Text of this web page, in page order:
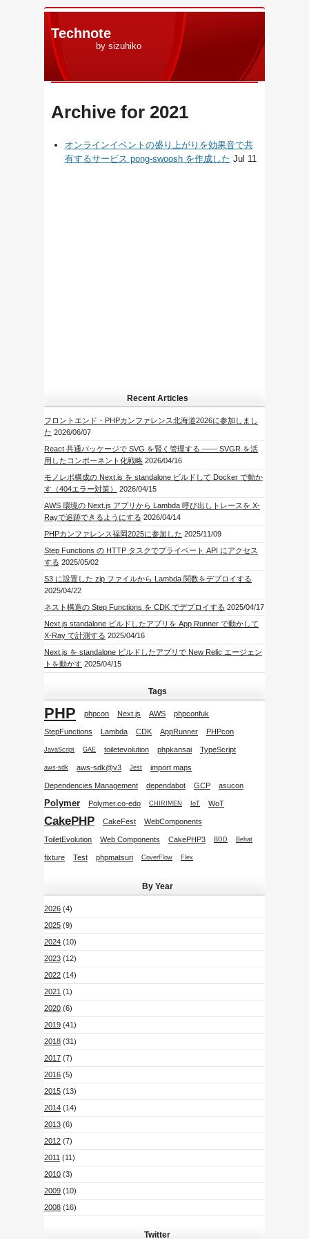
Technote
by sizuhiko
Archive for 2021
オンラインイベントの盛り上がりを効果音で共
有するサービス pong-swoosh を作成した Jul 11
Recent Articles
フロントエンド・PHPカンファレンス北海道2026に参加しまし
た 2026/06/07
React 共通パッケージで SVG を賢く管理する —— SVGR を活
用したコンポーネント化戦略 2026/04/16
モノレポ構成の Next.js を standalone ビルドして Docker で動か
す（404エラー対策）
2026/04/15
AWS 環境の Next.js アプリから Lambda 呼び出しトレースを X-
Rayで追跡できるようにする 2026/04/14
PHPカンファレンス福岡2025に参加した 2025/11/09
Step Functions の HTTP タスクでプライベート API にアクセス
する 2025/05/02
S3 に設置した zip ファイルから Lambda 関数をデプロイする
2025/04/22
ネスト構造の Step Functions を CDK でデプロイする 2025/04/17
Next.js standalone ビルドしたアプリを App Runner で動かして
X-Ray で計測する 2025/04/16
Next.js を standalone ビルドしたアプリで New Relic エージェン
トを動かす 2025/04/15
Tags
PHP phpcon Next.js AWS phpconfuk
StepFunctions Lambda CDK AppRunner PHPcon
JavaScript GAE toiletevolution phpkansai TypeScript
aws-sdk aws-sdk@v3 Jest import maps
Dependencies Management dependabot GCP asucon
Polymer Polymer.co-edo CHIRIMEN IoT WoT
CakePHP CakeFest WebComponents
ToiletEvolution Web Components CakePHP3 BDD Behat
fixture Test phpmatsuri CoverFlow Flex
By Year
2026 (4)
2025 (9)
2024 (10)
2023 (12)
2022 (14)
2021 (1)
2020 (6)
2019 (41)
2018 (31)
2017 (7)
2016 (5)
2015 (13)
2014 (14)
2013 (6)
2012 (7)
2011 (11)
2010 (3)
2009 (10)
2008 (16)
Twitter